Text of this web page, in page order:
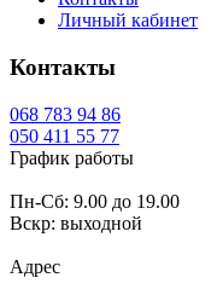
Личный кабинет
Контакты
068 783 94 86
050 411 55 77
График работы
Пн-Сб: 9.00 до 19.00
Вскр: выходной
Адрес